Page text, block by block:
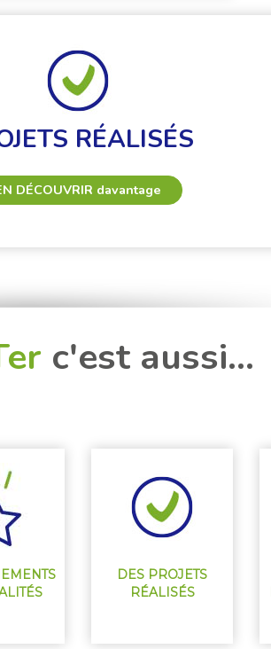
RÉALISÉS
DÉCOUVRIR davantage
c'est aussi...
DES PROJETS
RÉALISÉS